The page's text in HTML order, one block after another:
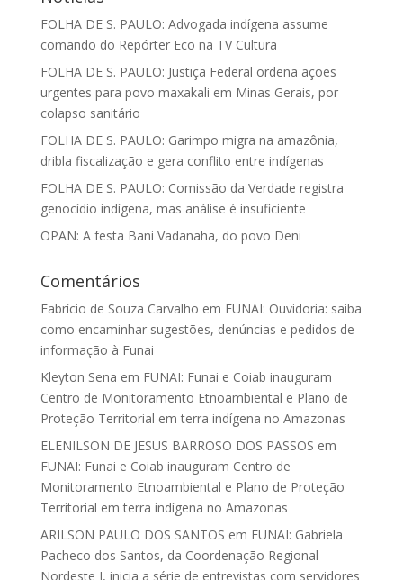
FOLHA DE S. PAULO: Advogada indígena assume
comando do Repórter Eco na TV Cultura
FOLHA DE S. PAULO: Justiça Federal ordena ações
urgentes para povo maxakali em Minas Gerais, por
colapso sanitário
FOLHA DE S. PAULO: Garimpo migra na amazônia,
dribla fiscalização e gera conflito entre indígenas
FOLHA DE S. PAULO: Comissão da Verdade registra
genocídio indígena, mas análise é insuficiente
OPAN: A festa Bani Vadanaha, do povo Deni
Comentários
Fabrício de Souza Carvalho em FUNAI: Ouvidoria: saiba
como encaminhar sugestões, denúncias e pedidos de
informação à Funai
Kleyton Sena em FUNAI: Funai e Coiab inauguram
Centro de Monitoramento Etnoambiental e Plano de
Proteção Territorial em terra indígena no Amazonas
ELENILSON DE JESUS BARROSO DOS PASSOS em
FUNAI: Funai e Coiab inauguram Centro de
Monitoramento Etnoambiental e Plano de Proteção
Territorial em terra indígena no Amazonas
ARILSON PAULO DOS SANTOS em FUNAI: Gabriela
Pacheco dos Santos, da Coordenação Regional
Nordeste I, inicia a série de entrevistas com servidores